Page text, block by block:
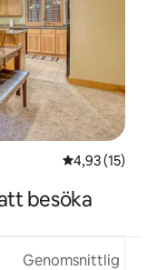
4,93 av 5 i
4,93 (15)
besöka
Genomsnittlig